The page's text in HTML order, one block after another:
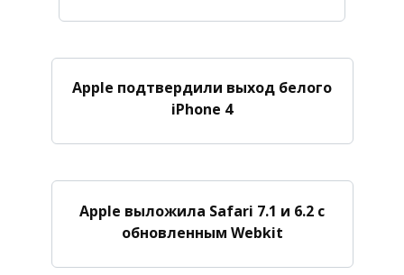
Apple подтвердили выход белого
iPhone 4
Apple выложила Safari 7.1 и 6.2 с
обновленным Webkit